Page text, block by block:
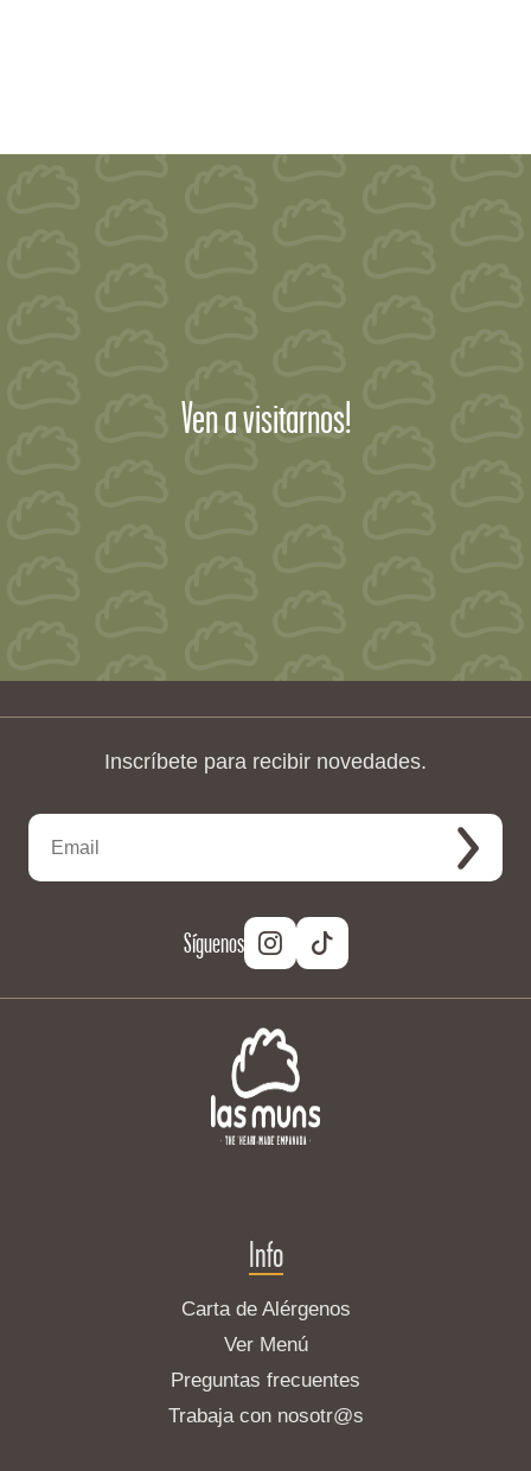
Ven a visitarnos!
Inscríbete para recibir novedades.
Síguenos
Info
Carta de Alérgenos
Ver Menú
Preguntas frecuentes
Trabaja con nosotr@s